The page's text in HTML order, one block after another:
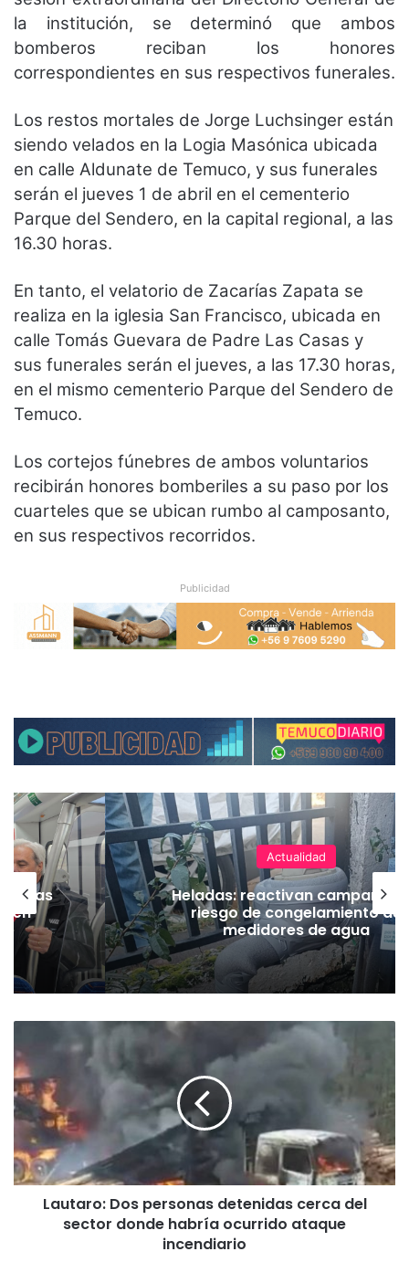
la institución, se determinó que ambos
bomberos reciban los honores
correspondientes en sus respectivos funerales.
Los restos mortales de Jorge Luchsinger están
siendo velados en la Logia Masónica ubicada
en calle Aldunate de Temuco, y sus funerales
serán el jueves 1 de abril en el cementerio
Parque del Sendero, en la capital regional, a las
16.30 horas.
En tanto, el velatorio de Zacarías Zapata se
realiza en la iglesia San Francisco, ubicada en
calle Tomás Guevara de Padre Las Casas y
sus funerales serán el jueves, a las 17.30 horas,
en el mismo cementerio Parque del Sendero de
Temuco.
Los cortejos fúnebres de ambos voluntarios
recibirán honores bomberiles a su paso por los
cuarteles que se ubican rumbo al camposanto,
en sus respectivos recorridos.
Publicidad
Actualidad
campaña por
congelamiento de
de agua
Deportes
contractual
tras
a
u
t
a
:
D
Lautaro: Dos personas detenidas cerca del
sector donde habría ocurrido ataque
incendiario